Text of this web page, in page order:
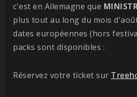
c'est en Allemagne que
plus tout au long du mois
dates européennes (hors
packs sont disponibles :
Réservez votre ticket sur